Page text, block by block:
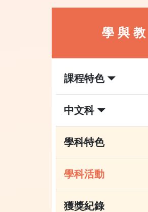
學 與 教
課程特色
中文科
學科特色
學科活動
獲獎紀錄